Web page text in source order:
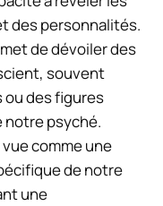
des personnalités.
de dévoiler des
souvent
des figures
notre psyché.
comme une
de notre
une